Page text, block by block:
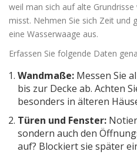
weil man sich auf alte
misst. Nehmen Sie sich Zeit und
eine Wasserwaage aus.
Erfassen Sie folgende Daten
Wandmaße: Messen Sie
bis zur Decke ab. Achten
besonders in älteren
Türen und Fenster:
sondern auch den
auf? Blockiert sie später